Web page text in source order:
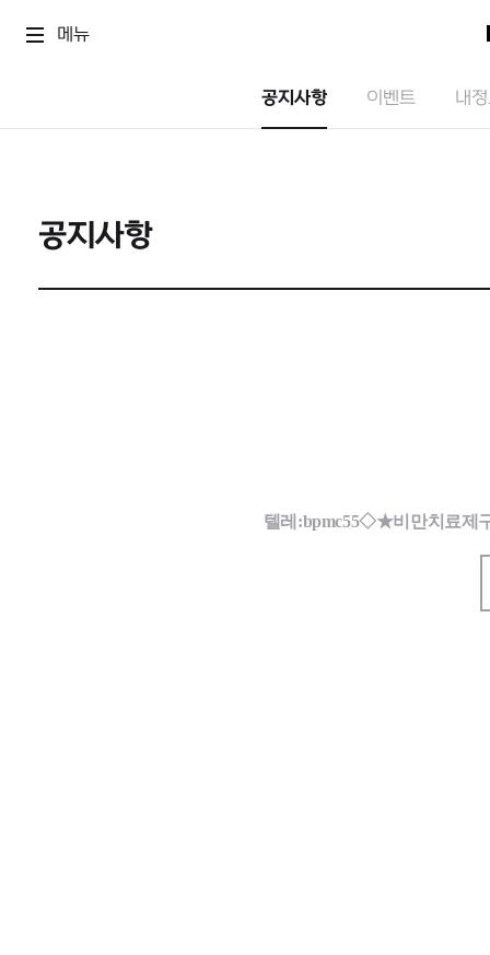
메뉴
공지사항 이벤트 내
공지사항
텔레:bpmc55◇★비만치료제